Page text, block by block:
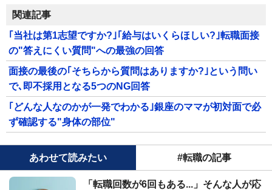
関連記事
｢当社は第1志望ですか?｣｢給与はいくらほしい?｣転職面接
の"答えにくい質問"への最強の回答
面接の最後の｢そちらから質問はありますか?｣という問い
で､即不採用となる5つのNG回答
｢どんな人なのかが一発でわかる｣銀座のママが初対面で必
ず確認する"身体の部位"
あわせて読みたい #転職の記事
「転職回数が6回もある...」そんな人が応